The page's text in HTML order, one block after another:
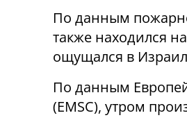
По данным
также находился
ощущался в
По данным
(EMSC), утром